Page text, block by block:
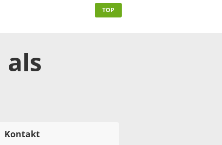
TOP
als
Kontakt